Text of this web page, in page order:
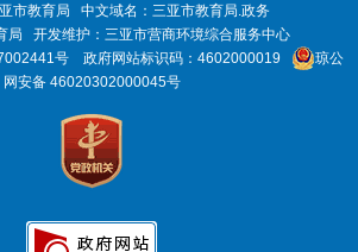
市教育局
中文域名：三亚市教育局.政务
局
开发维护：三亚市营商环境综合服务中心
号 政府网站标识码： 4602000019
琼公
网安备 46020302000045号